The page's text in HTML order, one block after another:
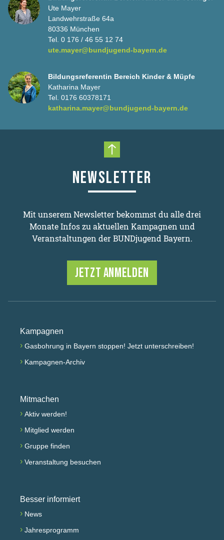
Ute Mayer
Landwehrstraße 64a
80336 München
Tel. 0 176 / 46 55 12 74
ute.mayer@bundjugend-bayern.de
Bildungsreferentin Bereich Kinder & Müpfe
Katharina Mayer
Tel. 0176 60378171
katharina.mayer@bundjugend-bayern.de
Nach oben scrollen
NEWSLETTER
Mit unserem Newsletter bekommst du alle drei
Monate Infos zu aktuellen Kampagnen und
Veranstaltungen der BUNDjugend Bayern.
JETZT ANMELDEN
Kampagnen
› Gasbohrung in Bayern stoppen! Jetzt unterschreiben!
› Kampagnen-Archiv
Mitmachen
› Aktiv werden!
› Mitglied werden
› Gruppe finden
› Veranstaltung besuchen
Besser informiert
› News
› Jahresprogramm